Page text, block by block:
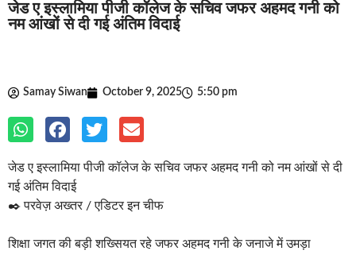
जेड ए इस्लामिया पीजी कॉलेज के सचिव जफर अहमद गनी को
नम आंखों से दी गई अंतिम विदाई
Samay Siwan October 9, 2025 5:50 pm
जेड ए इस्लामिया पीजी कॉलेज के सचिव जफर अहमद गनी को नम आंखों से दी
गई अंतिम विदाई
✒️ परवेज़ अख्तर / एडिटर इन चीफ
शिक्षा जगत की बड़ी शख्सियत रहे जफर अहमद गनी के जनाजे में उमड़ा